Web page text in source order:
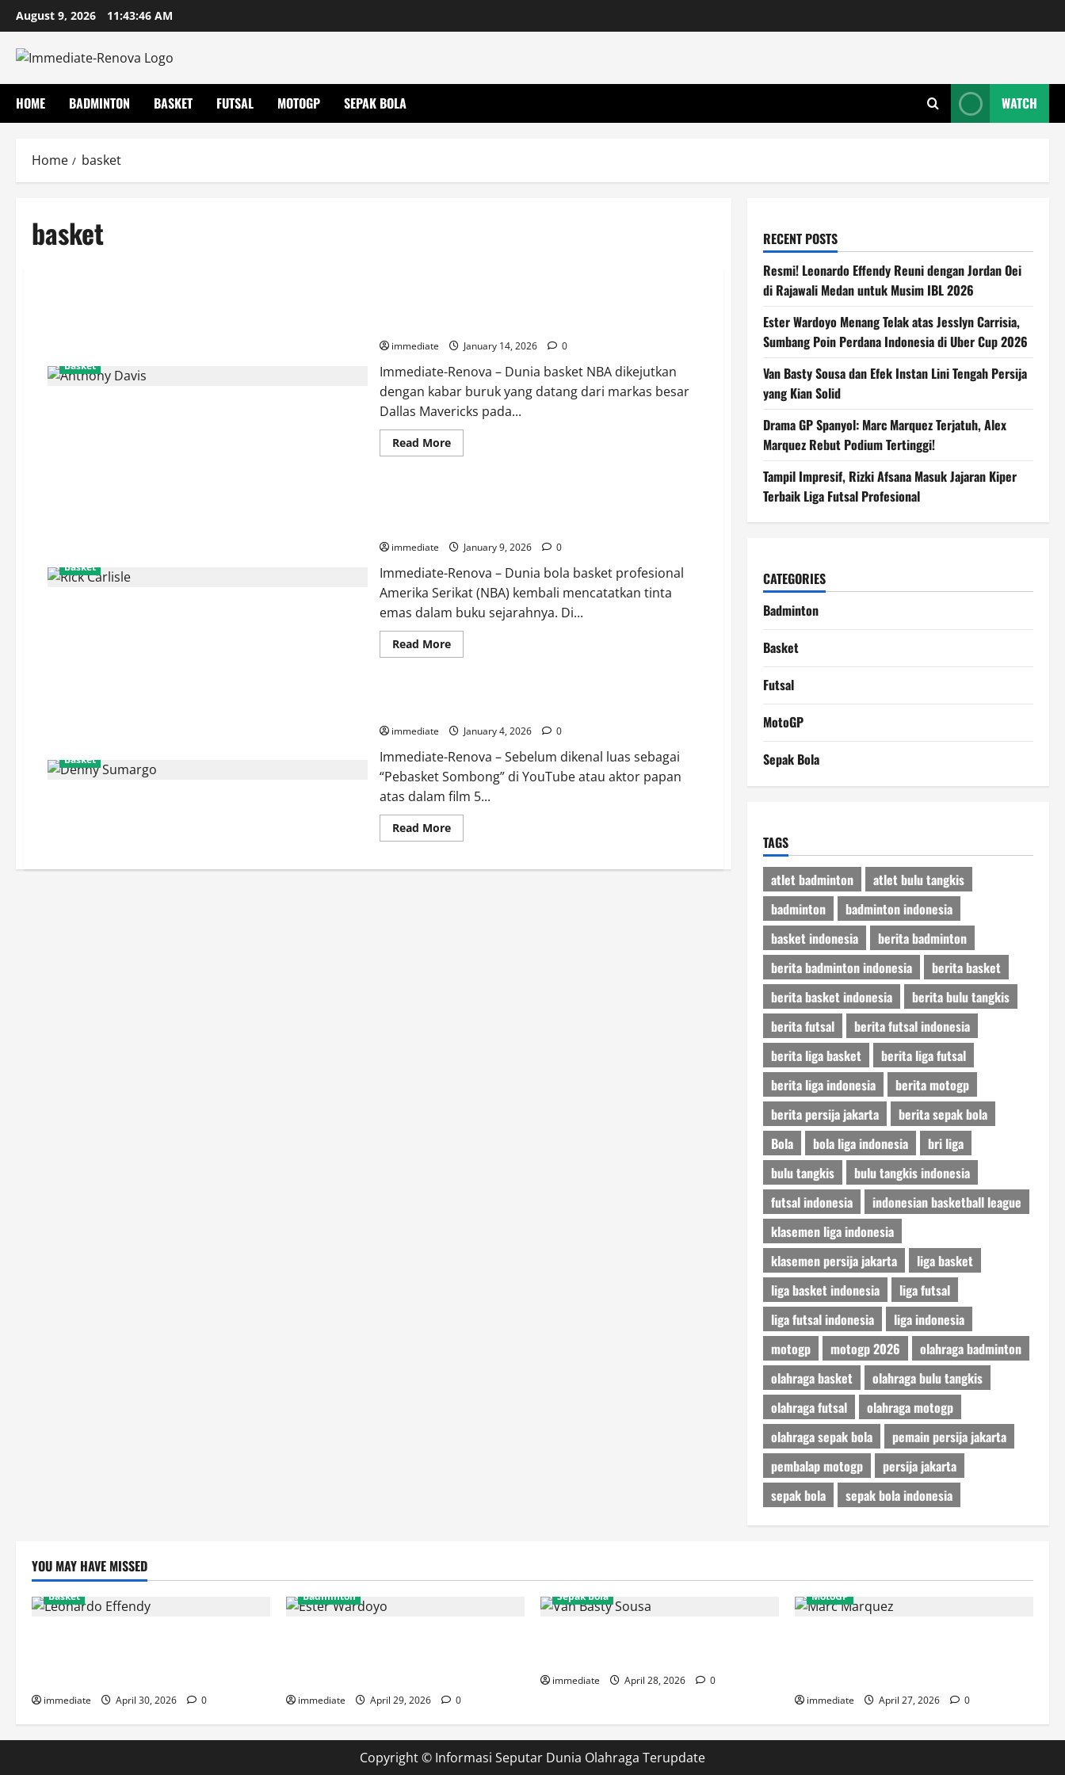
Skip
to
content
August 9, 2026 11:43:47 AM
HOME BADMINTON BASKET FUTSAL MOTOGP SEPAK BOLA WATCH
Home basket
basket
Basket
immediate January 14, 2026 0
Immediate-Renova – Dunia basket NBA dikejutkan
dengan kabar buruk yang datang dari markas besar
Dallas Mavericks pada...
Read MoreRead
more
Luka
Doncic
Basket
immediate January 9, 2026 0
Immediate-Renova – Dunia bola basket profesional
Amerika Serikat (NBA) kembali mencatatkan tinta
emas dalam buku sejarahnya. Di...
Read MoreRead
more
Carlisle
Kemenangan
Ke-
1000
bersama
Indiana
Basket
immediate January 4, 2026 0
Immediate-Renova – Sebelum dikenal luas sebagai
“Pebasket Sombong” di YouTube atau aktor papan
atas dalam film 5...
Read MoreRead
more
Keemasan
RECENT POSTS
Resmi! Leonardo Effendy Reuni dengan Jordan Oei
di Rajawali Medan untuk Musim IBL 2026
Ester Wardoyo Menang Telak atas Jesslyn Carrisia,
Sumbang Poin Perdana Indonesia di Uber Cup 2026
Van Basty Sousa dan Efek Instan Lini Tengah Persija
yang Kian Solid
Drama GP Spanyol: Marc Marquez Terjatuh, Alex
Marquez Rebut Podium Tertinggi!
Tampil Impresif, Rizki Afsana Masuk Jajaran Kiper
Terbaik Liga Futsal Profesional
CATEGORIES
Badminton
Basket
Futsal
MotoGP
Sepak Bola
TAGS
atlet badminton
atlet bulu tangkis
badminton
badminton indonesia
basket indonesia
berita badminton
berita badminton indonesia
berita basket
berita basket indonesia
berita bulu tangkis
berita futsal
berita futsal indonesia
berita liga basket
berita liga futsal
berita liga indonesia
berita motogp
berita persija jakarta
berita sepak bola
Bola
bola liga indonesia
bri liga
bulu tangkis
bulu tangkis indonesia
futsal indonesia
indonesian basketball league
klasemen liga indonesia
klasemen persija jakarta
liga basket
liga basket indonesia
liga futsal
liga futsal indonesia
liga indonesia
motogp
motogp 2026
olahraga badminton
olahraga basket
olahraga bulu tangkis
olahraga futsal
olahraga motogp
olahraga sepak bola
pemain persija jakarta
pembalap motogp
persija jakarta
sepak bola
sepak bola indonesia
YOU MAY HAVE MISSED
Basket
immediate April 30, 2026 0
Badminton
immediate April 29, 2026 0
Sepak Bola
immediate April 28, 2026 0
MotoGP
immediate April 27, 2026 0
Copyright © Informasi Seputar Dunia Olahraga Terupdate